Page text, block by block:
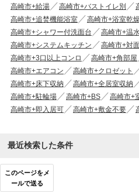
高崎市+給湯 高崎市+バストイレ別
高崎市+追焚機能浴室
高崎市+浴室乾
高崎市+シャワー付洗面台
高崎市+温
高崎市+システムキッチン
高崎市+対
高崎市+3口以上コンロ
高崎市+角部屋
高崎市+エアコン
高崎市+クロゼット
高崎市+床下収納
高崎市+全居室収納
高崎市+駐輪場
高崎市+BS
高崎市+
高崎市+即入居可
高崎市+敷金不要
最近検索した条件
このページをメ
ールで送る